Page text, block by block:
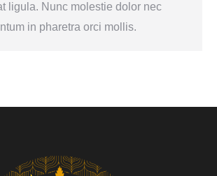
ligula. Nunc molestie dolor nec
in pharetra orci mollis.